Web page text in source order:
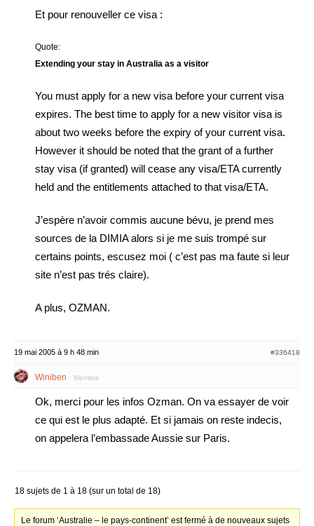
Et pour renouveller ce visa :
Quote:
Extending your stay in Australia as a visitor
You must apply for a new visa before your current visa
expires. The best time to apply for a new visitor visa is
about two weeks before the expiry of your current visa.
However it should be noted that the grant of a further
stay visa (if granted) will cease any visa/ETA currently
held and the entitlements attached to that visa/ETA.
J’espère n’avoir commis aucune bévu, je prend mes
sources de la DIMIA alors si je me suis trompé sur
certains points, escusez moi ( c’est pas ma faute si leur
site n’est pas trés claire).
A plus, OZMAN.
19 mai 2005 à 9 h 48 min #336418
Winiben Membre
Ok, merci pour les infos Ozman. On va essayer de voir
ce qui est le plus adapté. Et si jamais on reste indecis,
on appelera l’embassade Aussie sur Paris.
18 sujets de 1 à 18 (sur un total de 18)
Le forum ‘Australie – le pays-continent’ est fermé à de nouveaux sujets